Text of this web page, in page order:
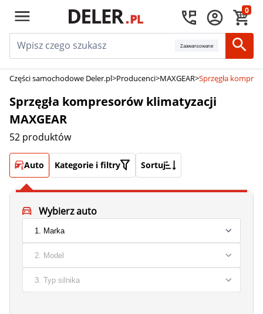
0
Zaawansowane
Części samochodowe Deler.pl>Producenci>MAXGEAR>Sprzęgła
Sprzęgła kompresorów klimatyzacji
MAXGEAR
52 produktów
Auto Kategorie i filtry Sortuj
Wybierz auto